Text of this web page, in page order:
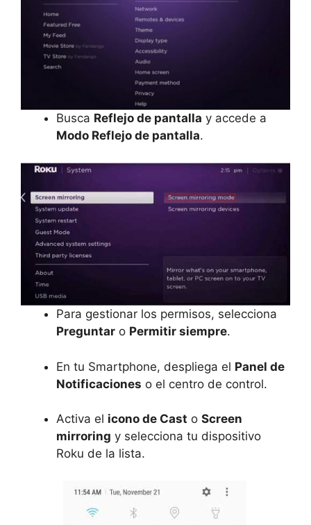
Busca Reflejo de pantalla y accede a
Modo Reflejo de pantalla.
Para gestionar los permisos, selecciona
Preguntar o Permitir siempre.
En tu Smartphone, despliega el Panel de
Notificaciones o el centro de control.
Activa el icono de Cast o Screen
mirroring y selecciona tu dispositivo
Roku de la lista.